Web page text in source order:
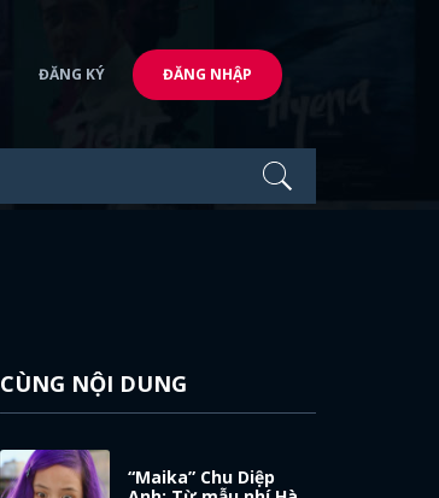
ĐĂNG KÝ ĐĂNG NHẬP
CÙNG NỘI DUNG
“Maika” Chu Diệp